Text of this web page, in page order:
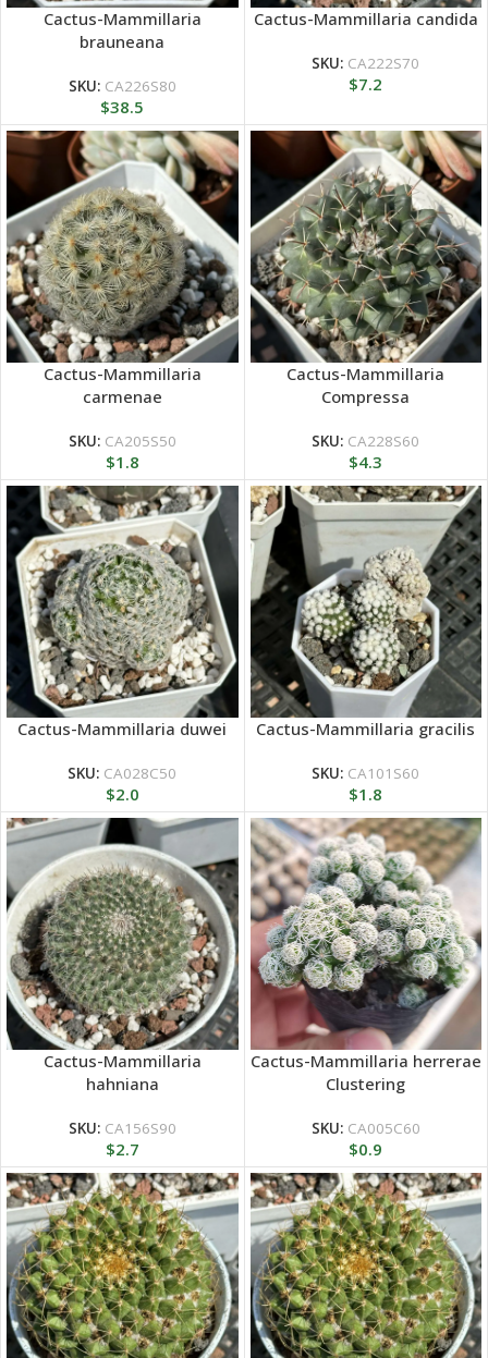
Cactus-Mammillaria
brauneana
SKU: CA226S80
$38.5
Cactus-Mammillaria candida
SKU: CA222S70
$7.2
Cactus-Mammillaria
carmenae
SKU: CA205S50
$1.8
Cactus-Mammillaria
Compressa
SKU: CA228S60
$4.3
Cactus-Mammillaria duwei
SKU: CA028C50
$2.0
Cactus-Mammillaria gracilis
SKU: CA101S60
$1.8
Cactus-Mammillaria
hahniana
SKU: CA156S90
$2.7
Cactus-Mammillaria herrerae
Clustering
SKU: CA005C60
$0.9